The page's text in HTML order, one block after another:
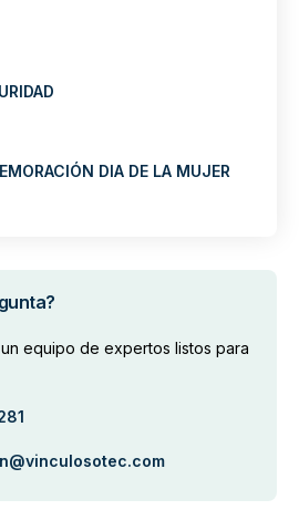
DIA DE LA MUJER
equipo de expertos listos para